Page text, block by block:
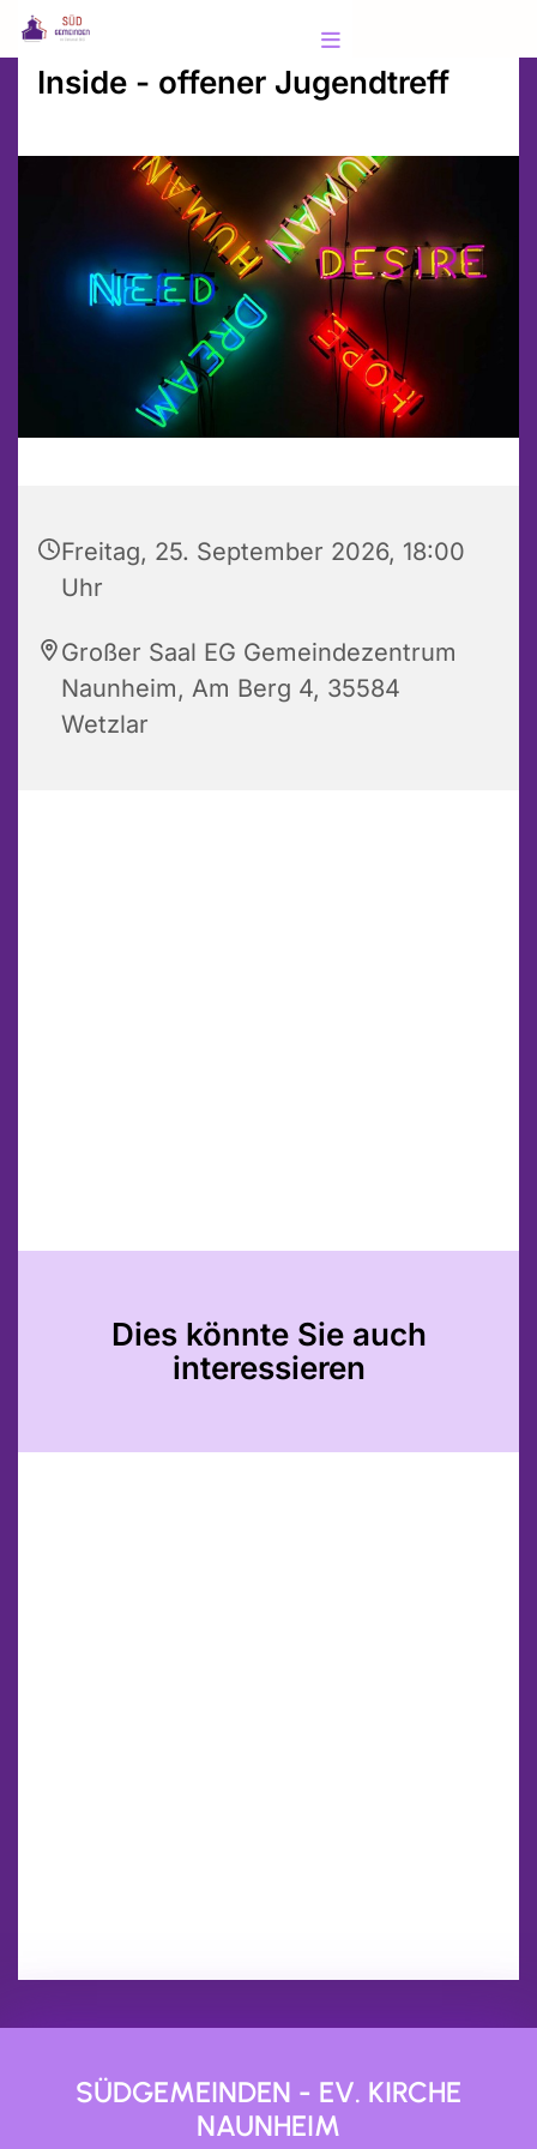
Inside - offener Jugendtreff
Freitag, 25. September 2026, 18:00
Uhr
Großer Saal EG Gemeindezentrum
Naunheim, Am Berg 4, 35584
Wetzlar
Dies könnte Sie auch
interessieren
SÜDGEMEINDEN - EV. KIRCHE
NAUNHEIM